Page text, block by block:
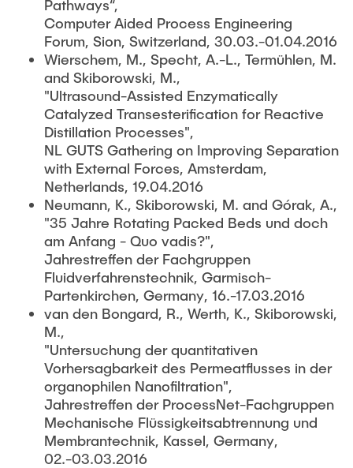
Pathways“,
Computer Aided Process Engineering
Forum, Sion, Switzerland, 30.03.-01.04.2016
Wierschem, M., Specht, A.-L., Termühlen, M.
and Skiborowski, M.,
"Ultrasound-Assisted Enzymatically
Catalyzed Transesterification for Reactive
Distillation Processes",
NL GUTS Gathering on Improving Separation
with External Forces, Amsterdam,
Netherlands, 19.04.2016
Neumann, K., Skiborowski, M. and Górak, A.,
"35 Jahre Rotating Packed Beds und doch
am Anfang - Quo vadis?",
Jahrestreffen der Fachgruppen
Fluidverfahrenstechnik, Garmisch-
Partenkirchen, Germany, 16.-17.03.2016
van den Bongard, R., Werth, K., Skiborowski,
M.,
"Untersuchung der quantitativen
Vorhersagbarkeit des Permeatflusses in der
organophilen Nanofiltration",
Jahrestreffen der ProcessNet-Fachgruppen
Mechanische Flüssigkeitsabtrennung und
Membrantechnik, Kassel, Germany,
02.-03.03.2016